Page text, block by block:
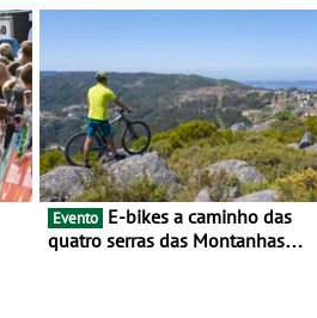
Evento
quatro serras das Montanhas